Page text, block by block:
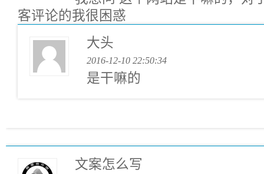
客评论的我很困惑
大头
2016-12-10 22:50:34
是干嘛的
文案怎么写